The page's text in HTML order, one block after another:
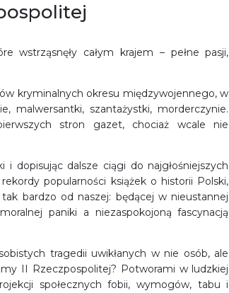
wstrząsnęły całym krajem – pełne pasji,
kryminalnych okresu międzywojennego, w
malwersantki, szantażystki, morderczynie.
stron gazet, chociaż wcale nie
dopisując dalsze ciągi do najgłośniejszych
popularności książek o historii Polski,
bardzo od naszej: będącej w nieustannej
paniki a niezaspokojoną fascynacją
tragedii uwikłanych w nie osób, ale
II Rzeczpospolitej? Potworami w ludzkiej
społecznych fobii, wymogów, tabu i